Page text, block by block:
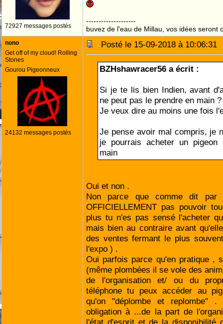
72927 messages postés
--------------------
buvez de l'eau de Millau, vos idées seront
nono
Get off of my cloud! Rolling
Stones
Gourou Pigeonneux
24132 messages postés
Posté le 15-09-2018 à
BZHshawracer56 a écrit :
Si je te lis bien Indien, avant
ne peut pas le prendre en main ?
Je veux dire au moins une fois
Je pense avoir mal compris, je
je pourrais acheter un
main
Oui et non .
Non parce que comme dit par
OFFICIELLEMENT pas pouvoir
plus tu n'es pas sensé l'acheter
mais bien au contraire avant
des ventes fermant le plus
l'expo ) .
Oui parfois parce qu'en pratique ,
(même plombées il se vole des
de l'organisation et/ ou du
téléphone tu peux accéder au
qu'on "déplombe et replombe"
obligation à ...de la part de
l'état d'esprit et de la disponibilité